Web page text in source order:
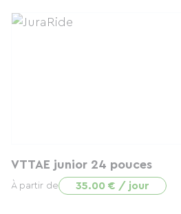
VTTAE junior 24 pouces
À partir de 35.00 € / jour